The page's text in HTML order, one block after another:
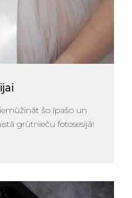
šo īpašo un
grūtnieču fotosesijā!